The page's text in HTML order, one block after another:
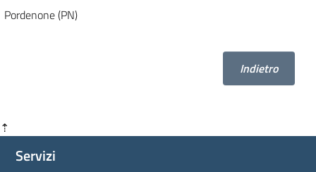
Pordenone (PN)
Indietro
⇡
Servizi